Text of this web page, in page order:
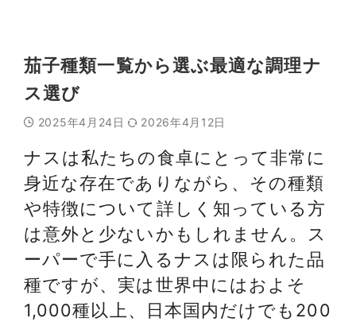
茄子種類一覧から選ぶ最適な調理ナ
ス選び
2025年4月24日 2026年4月12日
ナスは私たちの食卓にとって非常に
身近な存在でありながら、その種類
や特徴について詳しく知っている方
は意外と少ないかもしれません。ス
ーパーで手に入るナスは限られた品
種ですが、実は世界中にはおよそ
1,000種以上、日本国内だけでも200